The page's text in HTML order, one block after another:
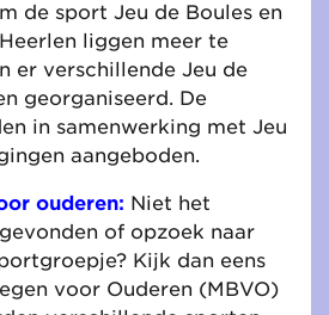
de sport Jeu de Boules en
liggen meer te
er verschillende Jeu de
georganiseerd. De
in samenwerking met Jeu
aangeboden.
ouderen: Niet het
of opzoek naar
Kijk dan eens
voor Ouderen (MBVO)